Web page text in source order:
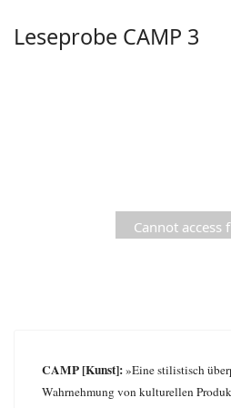
Leseprobe CAMP 3
Cannot access
CAMP [Kunst]:»Eine stilistisch
Wahrnehmung von kulturellen